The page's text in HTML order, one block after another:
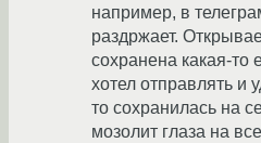
например, в
раздржает.
сохранена какая-то
хотел отправлять и
то сохранилась на
мозолит глаза на